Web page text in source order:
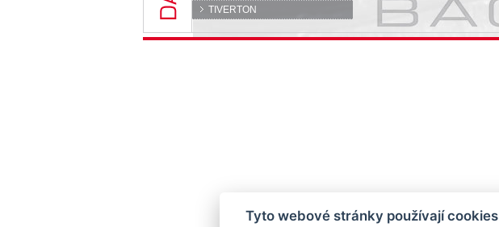
TIVERTON
Tyto webové stránky používají cookies